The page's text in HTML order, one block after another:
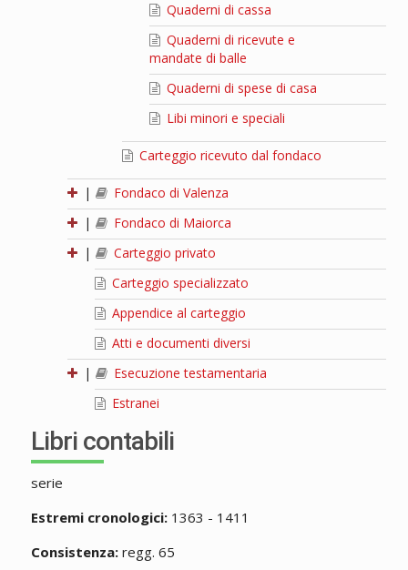
Quaderni di cassa
Quaderni di ricevute e
mandate di balle
Quaderni di spese di casa
Libi minori e speciali
Carteggio ricevuto dal fondaco
|
Fondaco di Valenza
|
Fondaco di Maiorca
|
Carteggio privato
Carteggio specializzato
Appendice al carteggio
Atti e documenti diversi
|
Esecuzione testamentaria
Estranei
Libri contabili
serie
Estremi cronologici:1363 - 1411
Consistenza:regg. 65